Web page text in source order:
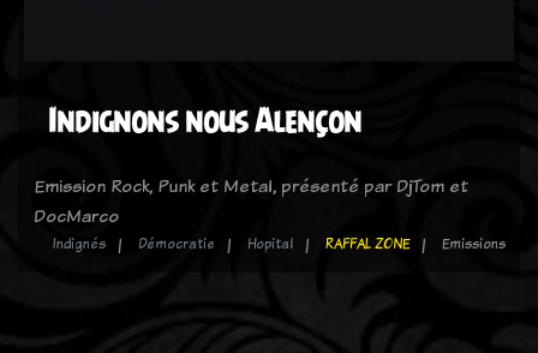
Indignons nous Alençon
Emission Rock, Punk et Metal, présenté par DjTom et
DocMarco
Indignés Démocratie Hopital RAFFAL ZONE Emissions